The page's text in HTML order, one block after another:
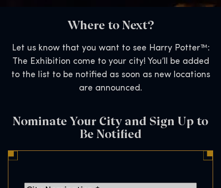
Where to Next?
Let us know that you want to see Harry Potter™:
The Exhibition come to your city! You’ll be added
to the list to be notified as soon as new locations
are announced.
Nominate Your City and Sign Up to
Be Notified